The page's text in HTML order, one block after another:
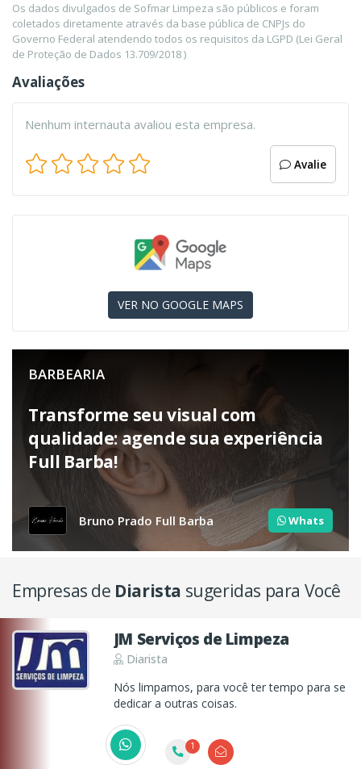
Os dados divulgados de Sofmar Limpeza são públicos e foram
coletados diretamente através da base pública de CNPJs do
Governo Federal atendendo todos os requisitos da LGPD (Lei Geral
de Proteção de Dados 13.709/2018 )
Avaliações
Nenhum internauta avaliou esta empresa.
Avalie
VER NO GOOGLE MAPS
BARBEARIA
Transforme seu visual com
qualidade: agende sua experiência
Full Barba!
Bruno Prado Full Barba Whats
Empresas de Diarista sugeridas para Você
JM Serviços de Limpeza
Diarista
Nós limpamos, para você ter tempo para se
dedicar a outras coisas.
1